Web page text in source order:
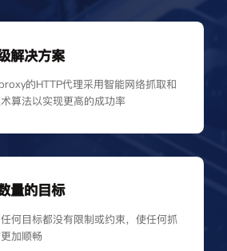
解决方案
的HTTP代理采用智能网络抓取和
算法以实现更高的成功率
量的目标
何目标都没有限制或约束，使任何抓
加顺畅